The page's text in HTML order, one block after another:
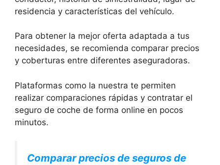
residencia y características del vehículo.
Para obtener la mejor oferta adaptada a tus
necesidades, se recomienda comparar precios
y coberturas entre diferentes aseguradoras.
Plataformas como la nuestra te permiten
realizar comparaciones rápidas y contratar el
seguro de coche de forma online en pocos
minutos.
Comparar precios de seguros de